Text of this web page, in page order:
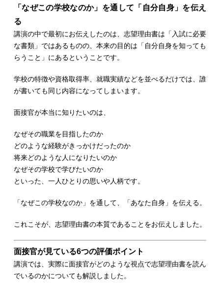
「なぜこの学校なのか」を通して「自分自身」を伝え
る
講演の中で最初にお伝えしたのは、志望理由書は「入試に必要
な書類」ではあるものの、本来の目的は「自分自身を知っても
らうこと」にあるということです。
学校の特徴や資格取得率、就職実績などを並べるだけでは、誰
が書いても同じ内容になってしまいます。
面接官が本当に知りたいのは、
なぜその職業を目指したのか
どのような経験がきっかけだったのか
将来どのような人になりたいのか
なぜその学校で学びたいのか
といった、一人ひとりの思いや人柄です。
「なぜこの学校なのか」を通して、「あなた自身」を伝える。
これこそが、志望理由書の本質であることをお伝えしました。
面接官が見ている6つの評価ポイント
講演では、実際に面接官がどのような視点で志望理由書を読ん
でいるのかについても解説しました。